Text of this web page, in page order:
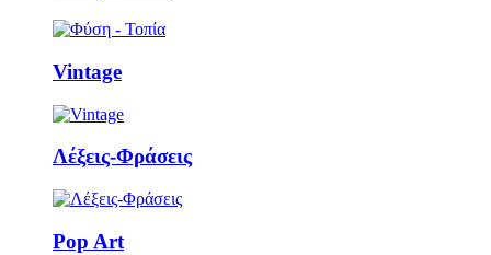
Vintage
Λέξεις-Φράσεις
Pop Art